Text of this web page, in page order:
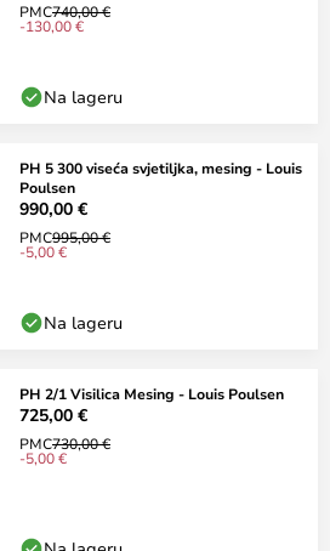
PMC740,00 €
-130,00 €
Na lageru
PH 5 300 viseća svjetiljka, mesing - Louis
Poulsen
990,00 €
PMC995,00 €
-5,00 €
Na lageru
PH 2/1 Visilica Mesing - Louis Poulsen
725,00 €
PMC730,00 €
-5,00 €